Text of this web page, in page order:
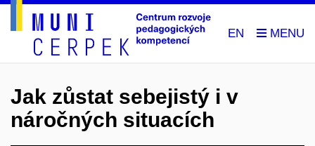
EN
Jak zůstat sebejistý i v
náročných situacích